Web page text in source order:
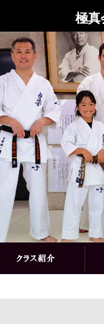
極真